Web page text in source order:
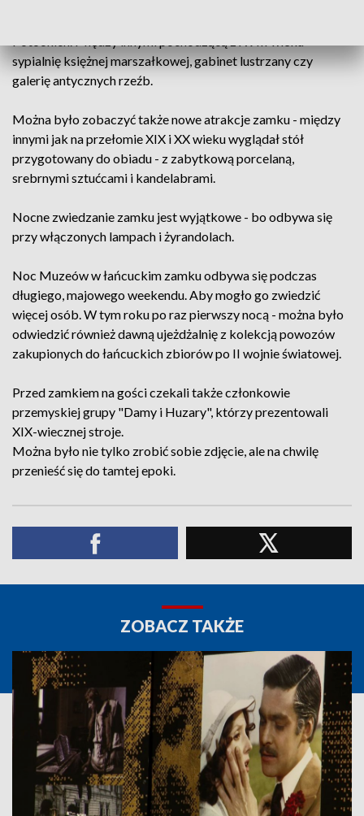
sypialnię księżnej marszałkowej, gabinet lustrzany czy
galerię antycznych rzeźb.
Można było zobaczyć także nowe atrakcje zamku - między
innymi jak na przełomie XIX i XX wieku wyglądał stół
przygotowany do obiadu - z zabytkową porcelaną,
srebrnymi sztućcami i kandelabrami.
Nocne zwiedzanie zamku jest wyjątkowe - bo odbywa się
przy włączonych lampach i żyrandolach.
Noc Muzeów w łańcuckim zamku odbywa się podczas
długiego, majowego weekendu. Aby mogło go zwiedzić
więcej osób. W tym roku po raz pierwszy nocą - można było
odwiedzić również dawną ujeżdżalnię z kolekcją powozów
zakupionych do łańcuckich zbiorów po II wojnie światowej.
Przed zamkiem na gości czekali także członkowie
przemyskiej grupy "Damy i Huzary", którzy prezentowali
XIX-wiecznej stroje.
Można było nie tylko zrobić sobie zdjęcie, ale na chwilę
przenieść się do tamtej epoki.
ZOBACZ TAKŻE